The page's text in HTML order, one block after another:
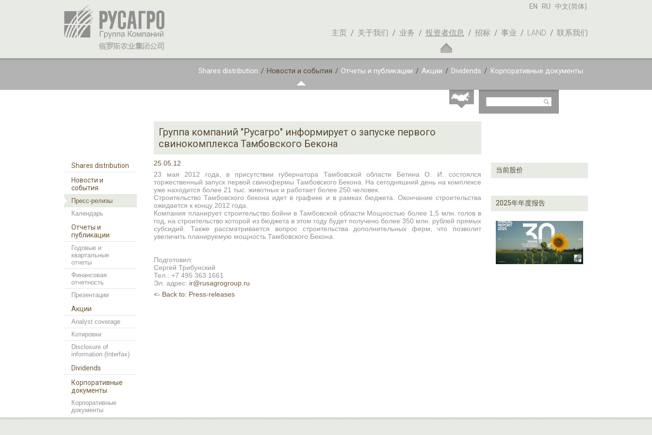
主页 / 关于我们 / 业务 / 投资者信息 / 招标 / 事业 / LAND / 联系我们
EN RU 中文(简体)
Shares distribution / Новости и события / Отчеты и публикации / Акции / Dividends / Корпоративные документы
Shares distribution
Новости и
события
Пресс-релизы
Календарь
Отчеты и
публикации
Годовые и
квартальные
отчеты
Финансовая
отчетность
Презентации
Акции
Analyst coverage
Котировки
Disclosure of
information (Interfax)
Dividends
Корпоративные
документы
Корпоративные
документы
当前股价
2025年年度报告
Группа компаний "Русагро" информирует о запуске первого
свинокомплекса Тамбовского Бекона
25.05.12
23 мая 2012 года, в присутствии губернатора Тамбовской области Бетина О. И. состоялся
торжественный запуск первой свинофермы Тамбовского Бекона. На сегодняшний день на комплексе
уже находится более 21 тыс. животных и работает более 250 человек.
Строительство Тамбовского бекона идет в графике и в рамках бюджета. Окончание строительства
ожидается к концу 2012 года.
Компания планирует строительство бойни в Тамбовской области Мощностью более 1,5 млн. голов в
год, на строительство которой из бюджета в этом году будет получено более 350 млн. рублей прямых
субсидий. Также рассматривается вопрос строительства дополнительных ферм, что позволит
увеличить планируемую мощность Тамбовского Бекона.
Подготовил:
Сергей Трибунский
Тел.: +7 495 363 1661
Эл. адрес: ir@rusagrogroup.ru
<- Back to: Press-releases